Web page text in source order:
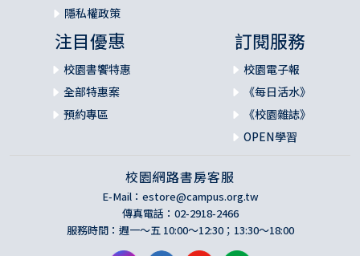
隱私權政策
注目優惠
校園書饗特惠
全部特惠案
預約專區
訂閱服務
校園電子報
《每日活水》
《校園雜誌》
OPEN學習
校園網路書房客服
E-Mail： estore@campus.org.tw
傳真電話：02-2918-2466
服務時間：週一～五 10:00～12:30；13:30～18:00